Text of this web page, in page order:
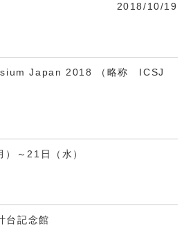
2018/10/19
Japan 2018 （略称 ICSJ
～21日（水）
台記念館